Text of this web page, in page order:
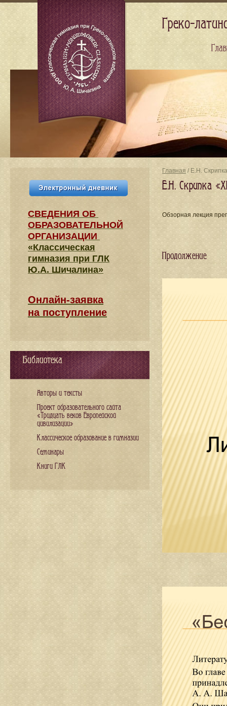
Главная / Е.Н.
Е.Н. Скрипка
Обзорная лекция
Продолжение
СВЕДЕНИЯ​ ОБ
ОБРАЗОВАТЕЛЬНОЙ
ОРГАНИЗАЦИИ
«Классическая
гимназия при ГЛК
Ю.А. Шичалина»
Онлайн-заявка
на поступление
Библиотека
Авторы и тексты
Проект образовательного сайта
«Тридцать веков Европейской
цивилизации»
Классическое образование в гимназии
Семинары
Книги ГЛК
Греко-